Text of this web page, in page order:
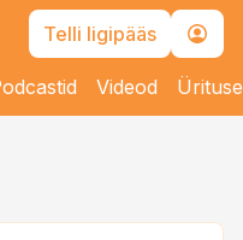
Telli ligipääs
Videod